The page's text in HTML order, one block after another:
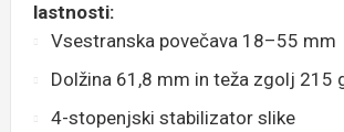
lastnosti:
Vsestranska povečava 18–55 mm
Dolžina 61,8 mm in teža zgolj 215
4-stopenjski stabilizator slike